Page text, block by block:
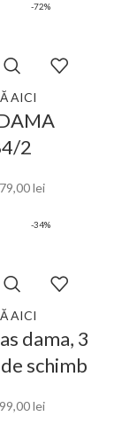
-72%
AICI
2
79,00lei
-34%
AICI
dama, 3
schimb
99,00lei